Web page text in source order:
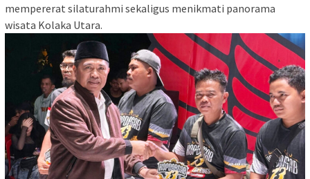
mempererat silaturahmi sekaligus menikmati panorama
wisata Kolaka Utara.